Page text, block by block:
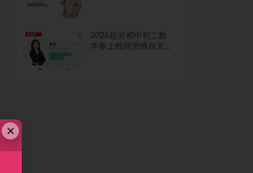
2026赵岩初中初二数
学春上数理思维自主
×